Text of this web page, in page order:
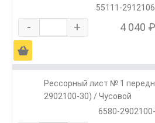
55111-
- + 4 040 ₽
Ä
Рессорный лист № 1
2902100-30) / Чусовой
6580-